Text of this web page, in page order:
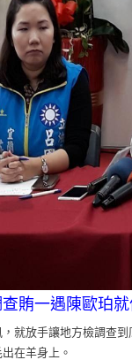
賄一遇陳歐珀
就放手讓地方檢調查
在羊身上。